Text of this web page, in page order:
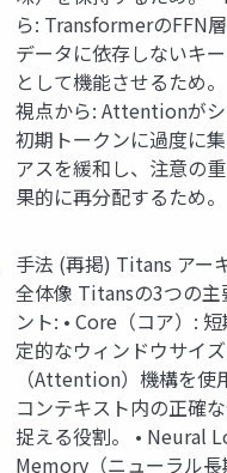
ら: TransformerのFFN層
データに依存しないキ
として機能させるため
視点から: Attentionが
初期トークンに過度に
アスを緩和し、注意の
果的に再分配するため
手法 (再掲) Titans アー
全体像 Titansの3つの主
ント: • Core（コア）:
定的なウィンドウサイ
（Attention）機構を使
コンテキスト内の正確
捉える役割。 • Neural
Memory（ニューラル